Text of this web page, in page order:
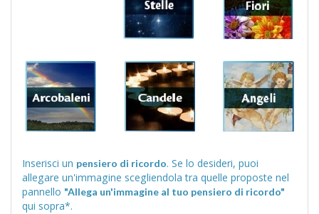
Inserisci un pensiero di ricordo. Se lo desideri, puoi
allegare un'immagine scegliendola tra quelle proposte nel
pannello "Allega un'immagine al tuo pensiero di ricordo"
qui sopra*.